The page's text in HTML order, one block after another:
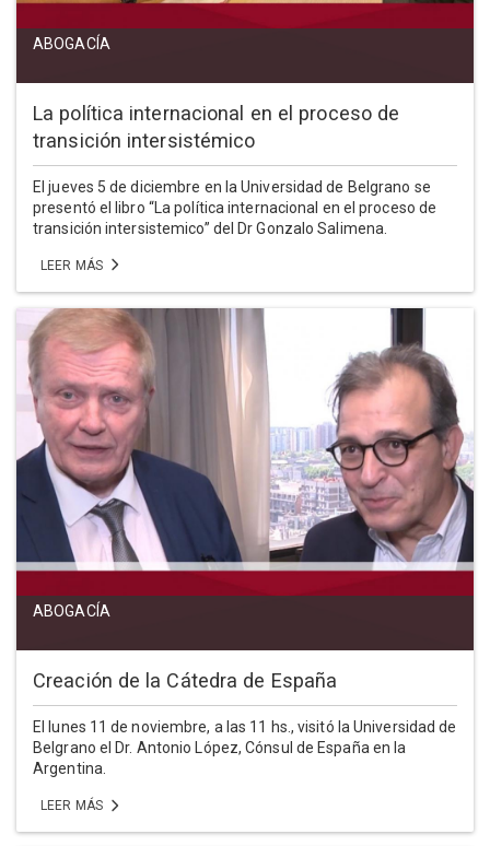
ABOGACÍA
La política internacional en el proceso de
transición intersistémico
El jueves 5 de diciembre en la Universidad de Belgrano se
presentó el libro “La política internacional en el proceso de
transición intersistemico” del Dr Gonzalo Salimena.
LEER MÁS
ABOGACÍA
Creación de la Cátedra de España
El lunes 11 de noviembre, a las 11 hs., visitó la Universidad de
Belgrano el Dr. Antonio López, Cónsul de España en la
Argentina.
LEER MÁS